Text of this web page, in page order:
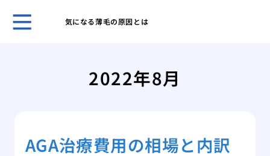
気になる薄毛の原因とは
2022年8月
AGA治療費用の相場と内訳